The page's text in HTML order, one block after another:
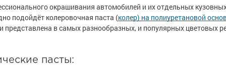
товары
для бетона
товары
товары
окрашивания автомобилей и их отдельных
подойдёт колеровочная паста (колер) на полиуретановой
представлена в самых разнообразных, и популярных цветовых
пасты:
товары
для бетона
товары
товары